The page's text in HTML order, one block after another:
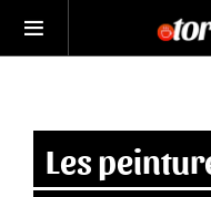
Les